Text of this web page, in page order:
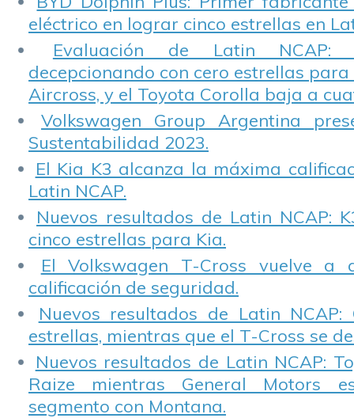
eléctrico en lograr cinco estrellas en
Evaluación de Latin NCAP:
decepcionando con cero estrellas para
Aircross, y el Toyota Corolla baja a
Volkswagen Group Argentina
Sustentabilidad 2023.
El Kia K3 alcanza la máxima
Latin NCAP.
Nuevos resultados de Latin NCAP:
cinco estrellas para Kia.
El Volkswagen T-Cross vuelve a
calificación de seguridad.
Nuevos resultados de Latin NCAP:
estrellas, mientras que el T-Cross se
Nuevos resultados de Latin NCAP:
Raize mientras General Motors
segmento con Montana.